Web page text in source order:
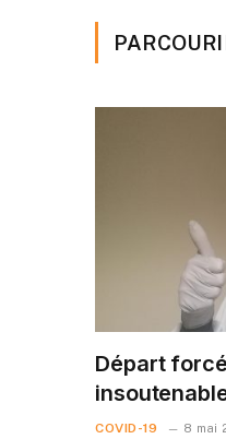
Départ
COVID-19 8 mai